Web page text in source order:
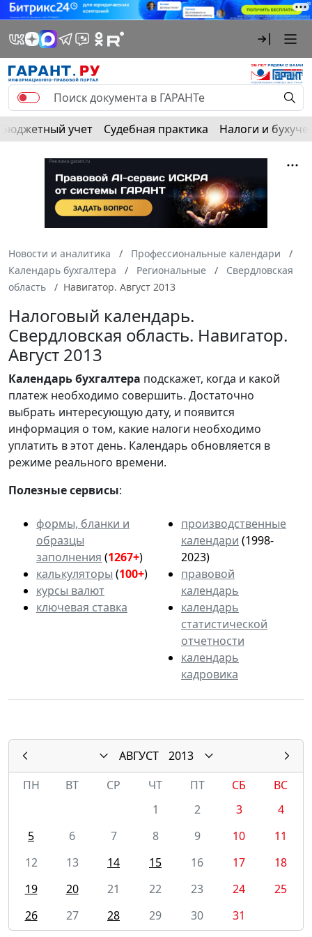
Бюджетный учет Судебная практика Налоги и
Новости и аналитика
Профессиональные календари
Календарь бухгалтера
Региональные
Свердловская
область
Навигатор. Август 2013
Налоговый календарь.
Свердловская область. Навигатор.
Август 2013
Календарьбухгалтера подскажет, когда и какой
платеж необходимо совершить. Достаточно
выбрать интересующую дату, и появится
информация о том, какие налоги необходимо
уплатить в этот день. Календарь обновляется в
режиме реального времени.
Полезные сервисы:
формы, бланки и
образцы
заполнения (1267+)
калькуляторы (100+)
курсы валют
ключевая ставка
производственные
календари (1998-
2023)
правовой
календарь
календарь
статистической
отчетности
календарь
кадровика
АВГУСТ
2013
ПН
ВТ СР ЧТ ПТ СБ
ВС
1
2 3
4
5
6 7 8 9 10
11
12
13 14 15 16 17
18
19
20 21 22 23 24
25
26
27 28 29 30 31